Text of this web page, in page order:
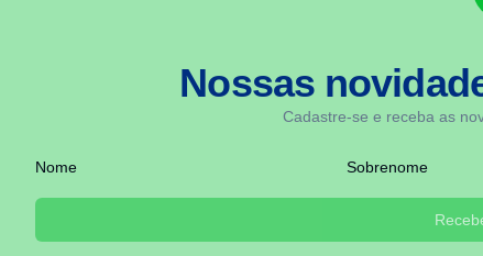
Nossas
Cadastre-se e receba as
Nome Sobrenome